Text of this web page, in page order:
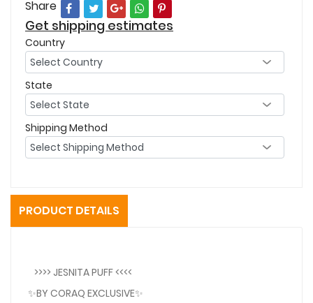
Share
Get shipping estimates
Country
State
Shipping Method
PRODUCT DETAILS
>>>> JESNITA PUFF <<<<
✨BY CORAQ EXCLUSIVE✨